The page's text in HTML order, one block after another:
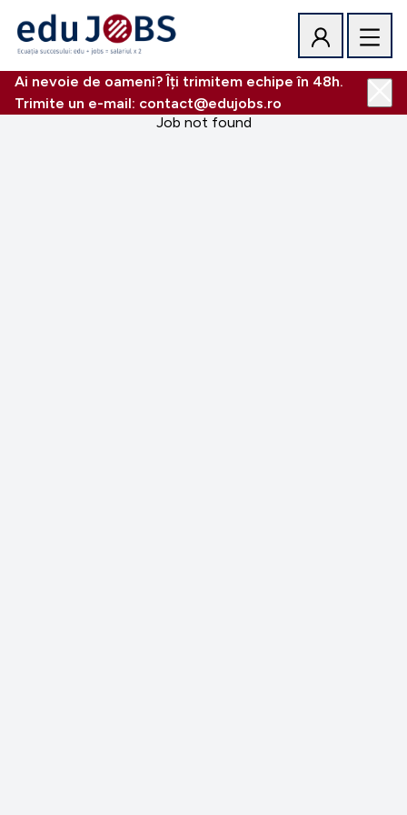
Ai nevoie de oameni? Îți trimitem echipe în 48h.
Trimite un e-mail: contact@edujobs.ro
Job not found